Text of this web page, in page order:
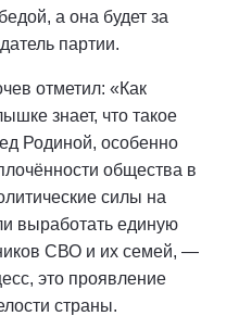
а она будет за
партии.
отметил: «Как
знает, что такое
Родиной, особенно
общества в
силы на
выработать единую
СВО и их семей, —
это проявление
страны.